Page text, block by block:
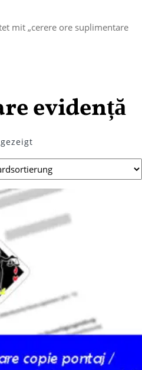
mit „cerere ore suplimentare
evidență